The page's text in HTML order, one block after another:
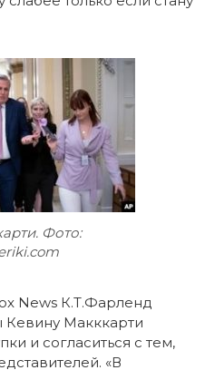
Фото:
News К.Т.Фарленд
Кевину Макккарти
и согласиться с тем,
«В